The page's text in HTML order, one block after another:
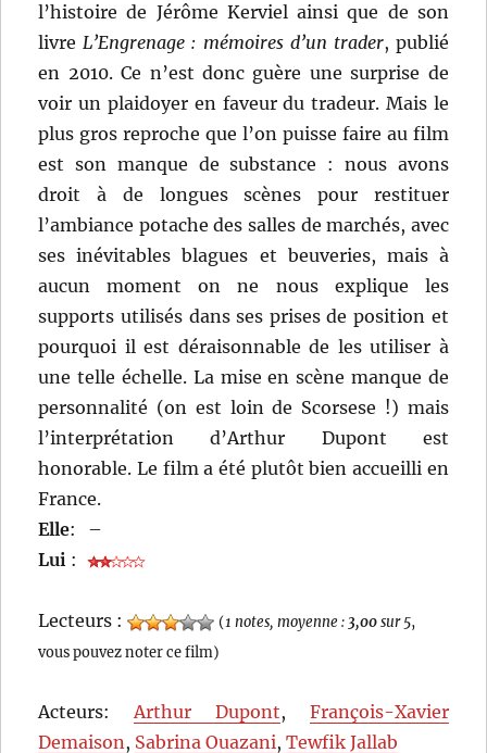
l’histoire de Jérôme Kerviel ainsi que de son
livreL’Engrenage : mémoires d’un trader, publié
en 2010. Ce n’est donc guère une surprise de
voir un plaidoyer en faveur du tradeur. Mais le
plus gros reproche que l’on puisse faire au film
est son manque de substance : nous avons
droit à de longues scènes pour restituer
l’ambiance potache des salles de marchés, avec
ses inévitables blagues et beuveries, mais à
aucun moment on ne nous explique les
supports utilisés dans ses prises de position et
pourquoi il est déraisonnable de les utiliser à
une telle échelle. La mise en scène manque de
personnalité (on est loin de Scorsese !) mais
l’interprétation d’Arthur Dupont est
honorable. Le film a été plutôt bien accueilli en
France.
Elle:
–
Lui :
Lecteurs : (1 notes, moyenne : 3,00sur 5,
vous pouvez noter ce film)
Acteurs:Arthur Dupont, François-Xavier
Demaison, Sabrina Ouazani,Tewfik Jallab